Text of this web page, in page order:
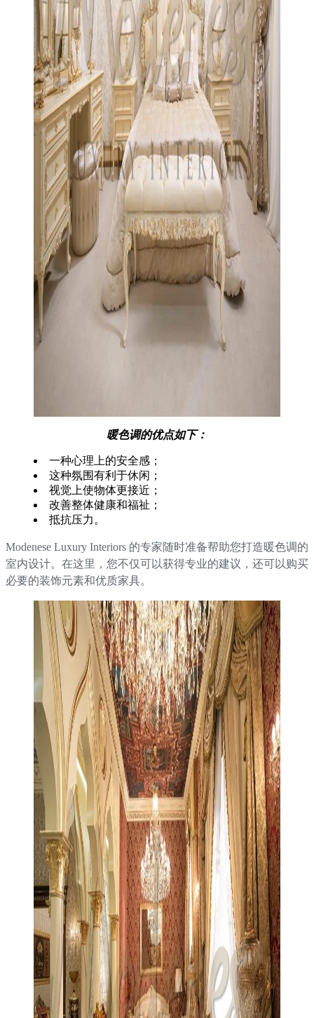
暖色调的优点如下：
一种心理上的安全感；
这种氛围有利于休闲；
视觉上使物体更接近；
改善整体健康和福祉；
抵抗压力。
Modenese Luxury Interiors 的专家随时准备帮助您打造暖色调的
室内设计。在这里，您不仅可以获得专业的建议，还可以购买
必要的装饰元素和优质家具。